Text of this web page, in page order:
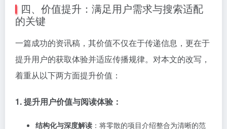
四、价值提升：满足用户需求与搜索适配
的关键
一篇成功的资讯稿，其价值不仅在于传递信息，更在于
提升用户的获取体验并适应传播规律。对本文的改写，
着重从以下两方面提升价值：
1. 提升用户价值与阅读体验：
结构化与深度解读 ：将零散的项目介绍整合为清晰的范